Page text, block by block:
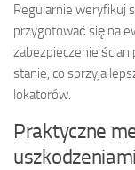
Regularnie weryfikuj
przygotować się na
zabezpieczenie ścian
stanie, co sprzyja
lokatorów.
Praktyczne
uszkodzeniami